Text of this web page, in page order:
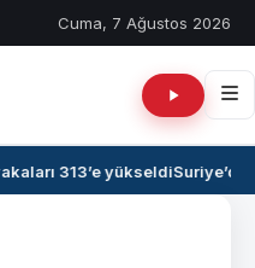
Cuma, 7 Ağustos 2026
313’e yükseldiSuriye’de